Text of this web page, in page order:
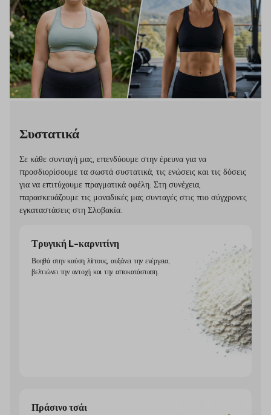
Συστατικά
Σε κάθε συνταγή μας, επενδύουμε στην έρευνα για να
προσδιορίσουμε τα σωστά συστατικά, τις ενώσεις και τις δόσεις
για να επιτύχουμε πραγματικά οφέλη. Στη συνέχεια,
παρασκευάζουμε τις μοναδικές μας συνταγές στις πιο σύγχρονες
εγκαταστάσεις στη Σλοβακία.
Τρυγική L-καρνιτίνη
Βοηθά στην καύση λίπους, αυξάνει την ενέργεια,
βελτιώνει την αντοχή και την αποκατάσταση.
Πράσινο τσάι